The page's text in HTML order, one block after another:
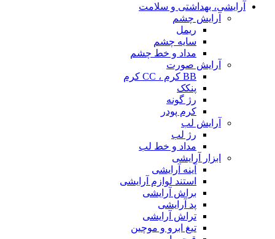
آرایشی، بهداشتی و سلامت
آرایش چشم
ریمل
سایه چشم
مداد و خط چشم
آرایش صورت
BB کرم ، CC کرم
پنکک
رژ گونه
کرم پودر
آرایش لب
رژ لب
مداد و خط لب
ابزار آرایشی
آینه آرایشی
استند لوازم آرایشی
براش آرایشی
پد آرایشی
تراش آرایشی
تیغ ابرو و موچین